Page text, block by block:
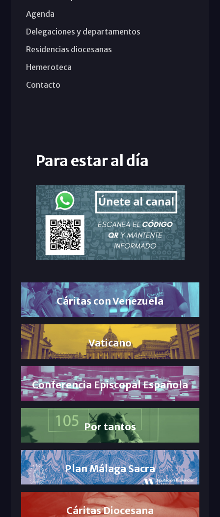
Agenda
Delegaciones y departamentos
Residencias diocesanas
Hemeroteca
Contacto
Para estar al día
Cáritas con Venezuela
Vaticano
Conferencia Episcopal Española
Por tantos
Plan Málaga Sacra
Cáritas Diocesana